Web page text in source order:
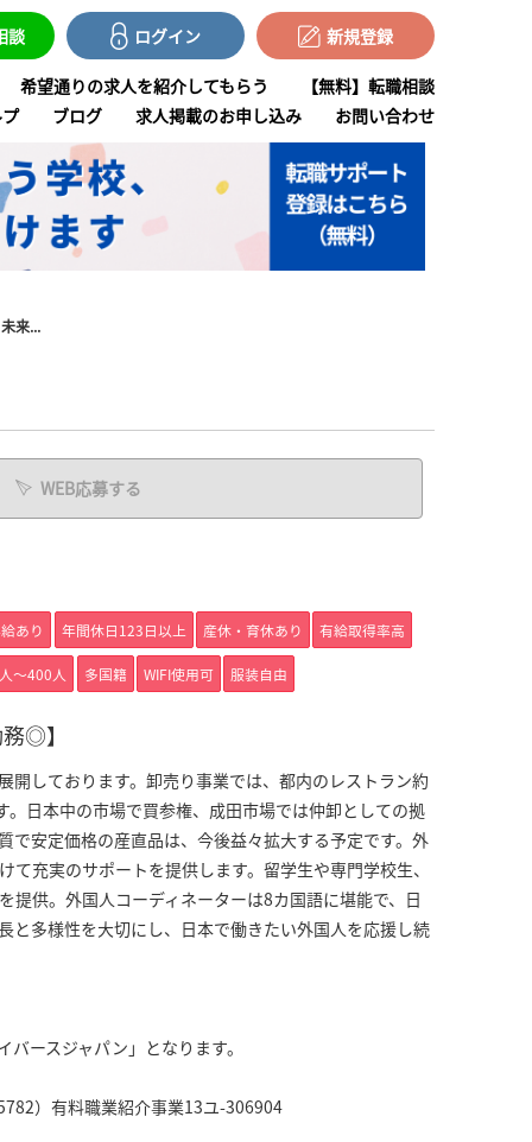
談 ログイン 新規登録
希望通りの求人を紹介してもらう
【無料】転職相談
ブログ 求人掲載のお申し込み お問い合わせ
来...
WEB応募する
あり 年間休日123日以上 産休・育休あり 有給取得率高
〜400人 多国籍 WIFI使用可 服装自由
◎】
しております。卸売り事業では、都内のレストラン約
日本中の市場で買参権、成田市場では仲卸としての拠
で安定価格の産直品は、今後益々拡大する予定です。外
充実のサポートを提供します。留学生や専門学校生、
供。外国人コーディネーターは8カ国語に堪能で、日
と多様性を大切にし、日本で働きたい外国人を応援し続
ースジャパン」となります。
）有料職業紹介事業13ユ-306904